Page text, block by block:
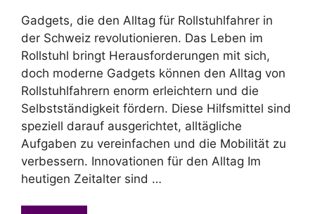
Gadgets, die den Alltag für Rollstuhlfahrer in
der Schweiz revolutionieren. Das Leben im
Rollstuhl bringt Herausforderungen mit sich,
doch moderne Gadgets können den Alltag von
Rollstuhlfahrern enorm erleichtern und die
Selbstständigkeit fördern. Diese Hilfsmittel sind
speziell darauf ausgerichtet, alltägliche
Aufgaben zu vereinfachen und die Mobilität zu
verbessern. Innovationen für den Alltag Im
heutigen Zeitalter sind …